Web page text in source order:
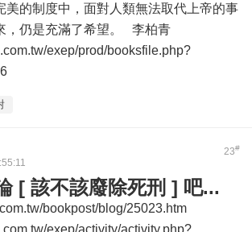
美的制度中，面對人類無法取代上帝的事
，仍是充滿了希望。 李柏青
exep/prod/booksfile.php?
23#
[ 該不該廢除死刑 ] 吧...
bookpost/blog/25023.htm
exep/activity/activity.php?